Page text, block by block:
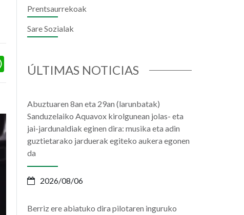
WhatsApp
Prentsaurrekoak
Sare Sozialak
ÚLTIMAS NOTICIAS
Abuztuaren 8an eta 29an (larunbatak)
Sanduzelaiko Aquavox kirolgunean jolas- eta
jai-jardunaldiak eginen dira: musika eta adin
guztietarako jarduerak egiteko aukera egonen
da
2026/08/06
Berriz ere abiatuko dira pilotaren inguruko